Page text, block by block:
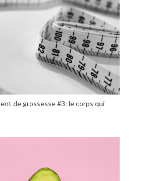
de grossesse #3: le corps qui